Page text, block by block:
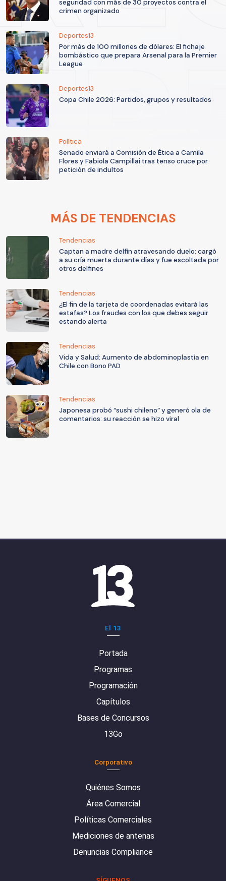
seguridad con más de 30 proyectos contra el
crimen organizado
Deportes13
Por más de 100 millones de dólares: El fichaje
bombástico que prepara Arsenal para la Premier
League
Deportes13
Copa Chile 2026: Partidos, grupos y resultados
Política
Senado enviará a Comisión de Ética a Camila
Flores y Fabiola Campillai tras tenso cruce por
petición de indultos
MÁS DE TENDENCIAS
Tendencias
Captan a madre delfín atravesando duelo: cargó
a su cría muerta durante días y fue escoltada por
otros delfines
Tendencias
¿El fin de la tarjeta de coordenadas evitará las
estafas? Los fraudes con los que debes seguir
estando alerta
Tendencias
Vida y Salud: Aumento de abdominoplastía en
Chile con Bono PAD
Tendencias
Japonesa probó “sushi chileno” y generó ola de
comentarios: su reacción se hizo viral
El 13
Portada
Programas
Programación
Capítulos
Bases de Concursos
13Go
Corporativo
Quiénes Somos
Área Comercial
Políticas Comerciales
Mediciones de antenas
Denuncias Compliance